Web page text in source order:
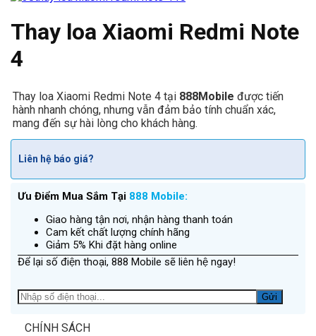
Thay loa Xiaomi Redmi Note
4
Thay loa Xiaomi Redmi Note 4 tại 888Mobile được tiến
hành nhanh chóng, nhưng vẫn đảm bảo tính chuẩn xác,
mang đến sự hài lòng cho khách hàng.
Liên hệ báo giá?
Ưu Điểm Mua Sắm Tại 888 Mobile:
Giao hàng tận nơi, nhận hàng thanh toán
Cam kết chất lượng chính hãng
Giảm 5% Khi đặt hàng online
Để lại số điện thoại, 888 Mobile sẽ liên hệ ngay!
CHÍNH SÁCH